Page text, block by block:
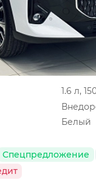
1.6 л,
Белый
Спецпредложение